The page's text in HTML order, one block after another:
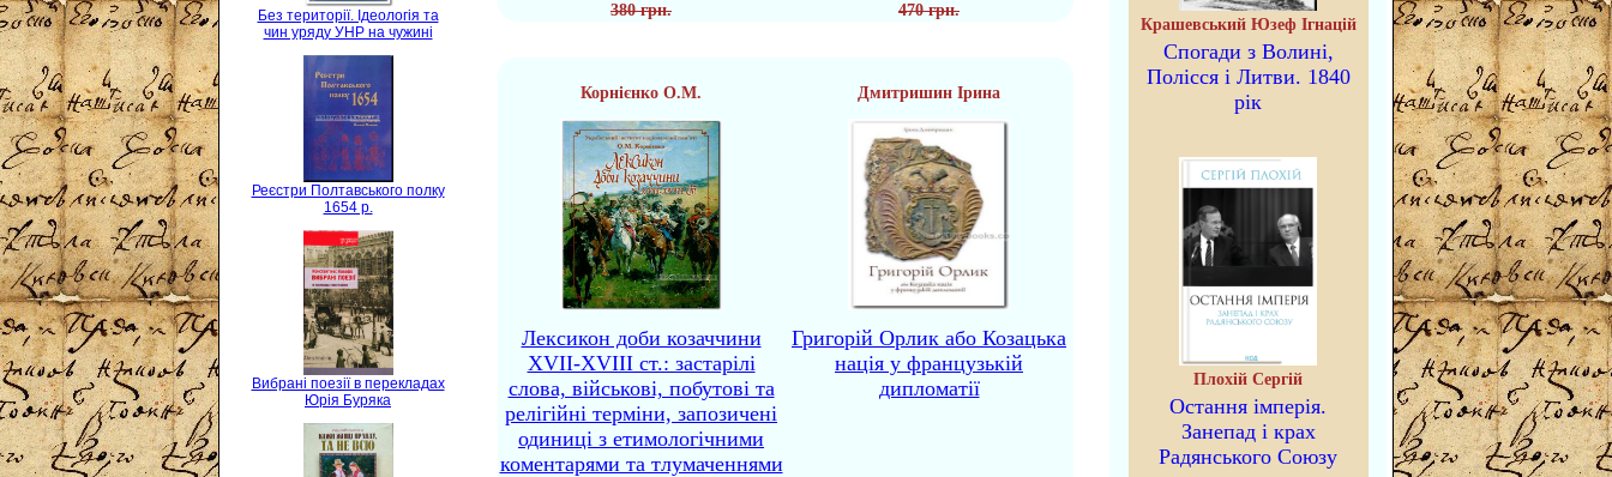
Без території. Ідеологія та
чин уряду УНР на чужині
Реєстри Полтавського полку
1654 р.
Вибрані поезії в перекладах
Юрія Буряка
380 грн. 470 грн.
Корнієнко О.М. Дмитришин Ірина
Лексикон доби козаччини
XVII-XVIII ст.: застарілі
слова, військові, побутові та
релігійні терміни, запозичені
одиниці з етимологічними
коментарями та тлумаченнями
Григорій Орлик або Козацька
нація у французькій
дипломатії
Крашевський Юзеф Ігнацій
Спогади з Волині,
Полісся і Литви. 1840
рік
Плохій Сергій
Остання імперія.
Занепад і крах
Радянського Союзу